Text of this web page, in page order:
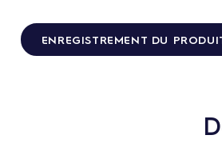
ENREGISTREMENT DU